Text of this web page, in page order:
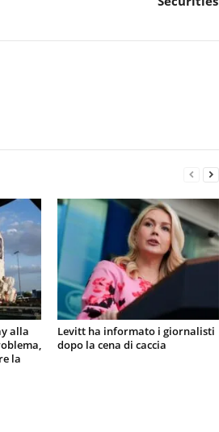
alla
la
Levitt ha informato i giornalisti
dopo la cena di caccia